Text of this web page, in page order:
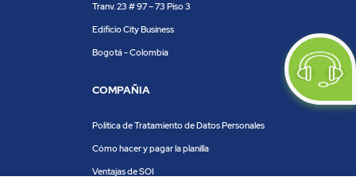
Tranv. 23 # 97 – 73 Piso 3
Edificio City Business
Bogotá - Colombia
COMPAÑIA
Política de Tratamiento de Datos Personales
Cómo hacer y pagar la planilla
Ventajas de SOI